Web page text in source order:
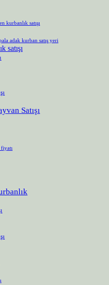
kurbanlık satışı
adak kurban satış yeri
satışı
Satışı